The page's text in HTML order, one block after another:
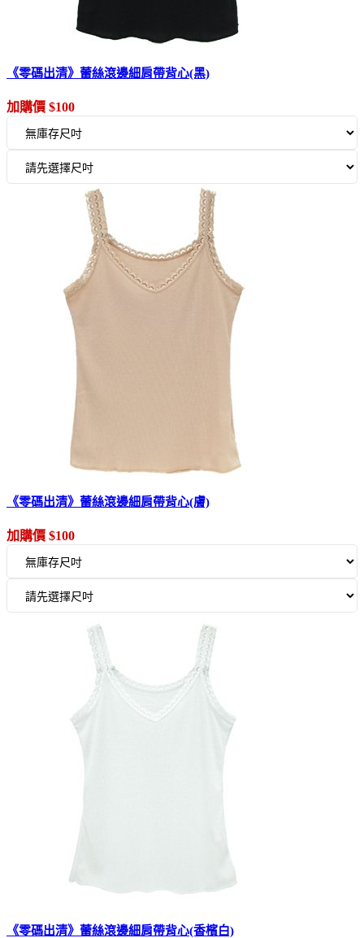
《零碼出清》蕾絲滾邊細肩帶背心(黑)
加購價 $100
《零碼出清》蕾絲滾邊細肩帶背心(膚)
加購價 $100
《零碼出清》蕾絲滾邊細肩帶背心(香檳白)